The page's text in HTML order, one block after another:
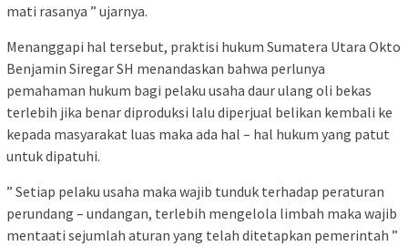
mati rasanya ” ujarnya.
Menanggapi hal tersebut, praktisi hukum Sumatera Utara Okto
Benjamin Siregar SH menandaskan bahwa perlunya
pemahaman hukum bagi pelaku usaha daur ulang oli bekas
terlebih jika benar diproduksi lalu diperjual belikan kembali ke
kepada masyarakat luas maka ada hal – hal hukum yang patut
untuk dipatuhi.
” Setiap pelaku usaha maka wajib tunduk terhadap peraturan
perundang – undangan, terlebih mengelola limbah maka wajib
mentaati sejumlah aturan yang telah ditetapkan pemerintah ”